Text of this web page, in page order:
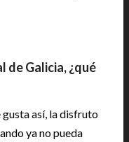
de Galicia, ¿qué
así, la disfruto
ya no pueda